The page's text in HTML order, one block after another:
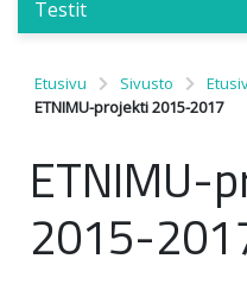
Testit
Etusivu Sivusto
ETNIMU-projekti 2015-2017
ETNIMU-
2015-